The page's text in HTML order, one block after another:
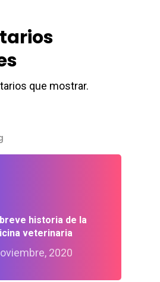
que mostrar.
historia de la
veterinaria
2020